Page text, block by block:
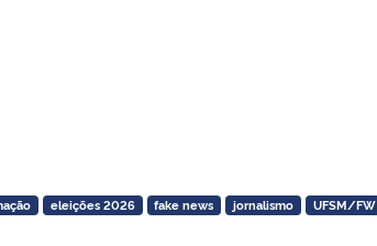
eleições 2026 fake news jornalismo UFSM/FW